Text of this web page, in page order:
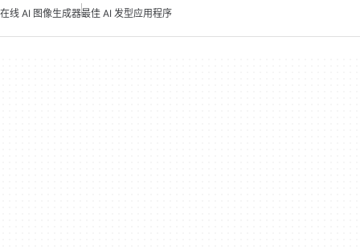
在线 AI 图像生成器最佳 AI 发型应用程序